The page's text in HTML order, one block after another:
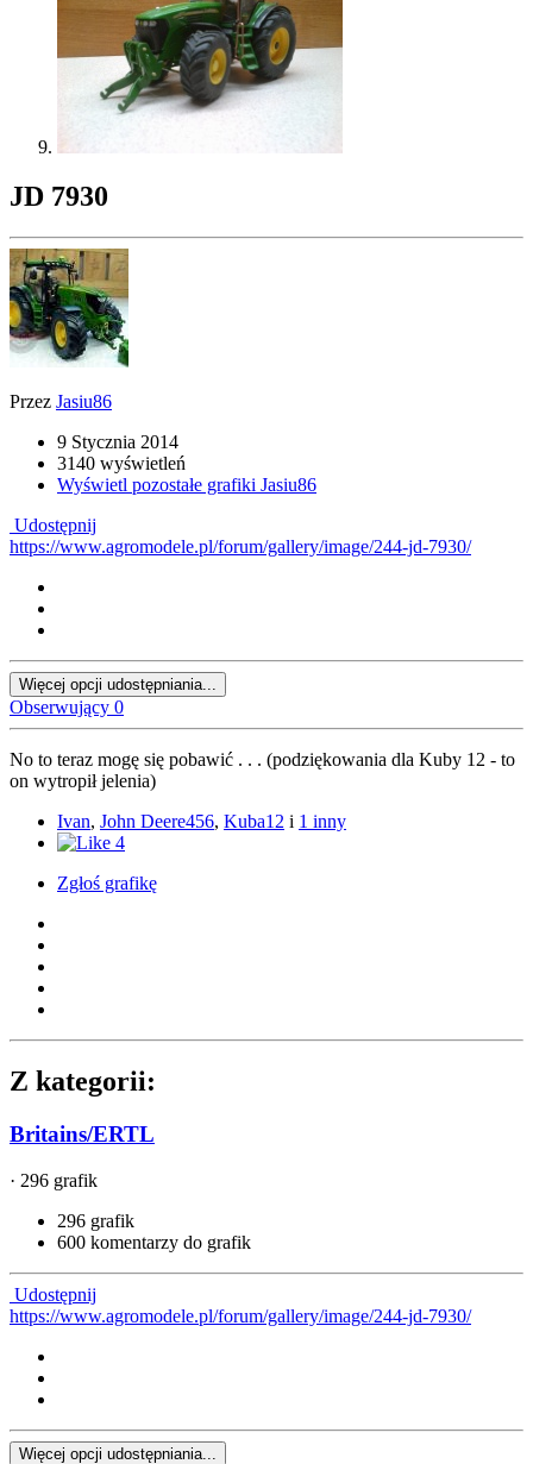
JD 7930
Przez Jasiu86
9 Stycznia 2014
3140 wyświetleń
Wyświetl pozostałe grafiki Jasiu86
Udostępnij
https://www.agromodele.pl/forum/gallery/image/244-jd-7930/
Więcej opcji udostępniania...
Obserwujący 0
No to teraz mogę się pobawić . . . (podziękowania dla Kuby 12 - to
on wytropił jelenia)
Ivan, John Deere456, Kuba12 i 1 inny
4
Zgłoś grafikę
Z kategorii:
Britains/ERTL
· 296 grafik
296 grafik
600 komentarzy do grafik
Udostępnij
https://www.agromodele.pl/forum/gallery/image/244-jd-7930/
Więcej opcji udostępniania...